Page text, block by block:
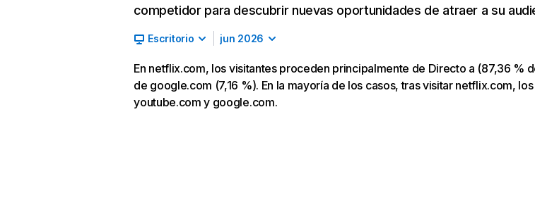
competidor para descubrir nuevas oportunidades de atraer a su
Escritorio jun 2026
En netflix.com, los visitantes proceden principalmente de Directo a (87,36 %
de google.com (7,16 %). En la mayoría de los casos, tras visitar netflix.com,
youtube.com y google.com.